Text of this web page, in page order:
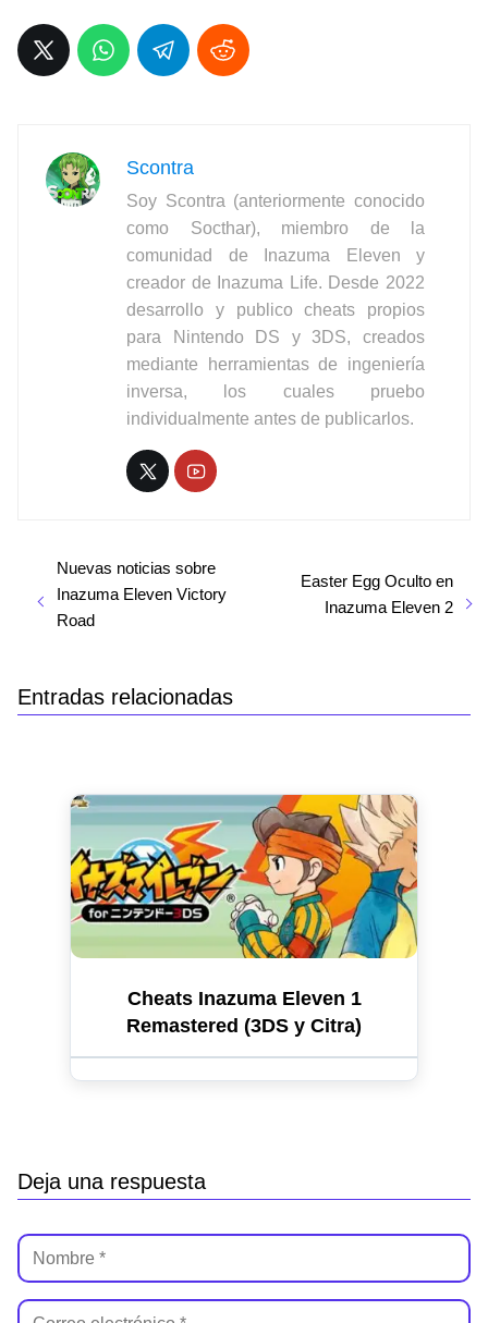
Scontra
Soy Scontra (anteriormente conocido
como Socthar), miembro de la
comunidad de Inazuma Eleven y
creador de Inazuma Life. Desde 2022
desarrollo y publico cheats propios
para Nintendo DS y 3DS, creados
mediante herramientas de ingeniería
inversa, los cuales pruebo
individualmente antes de publicarlos.
Nuevas noticias sobre
Inazuma Eleven Victory
Road
Easter Egg Oculto en
Inazuma Eleven 2
Entradas relacionadas
Cheats Inazuma Eleven 1
Remastered (3DS y Citra)
Deja una respuesta